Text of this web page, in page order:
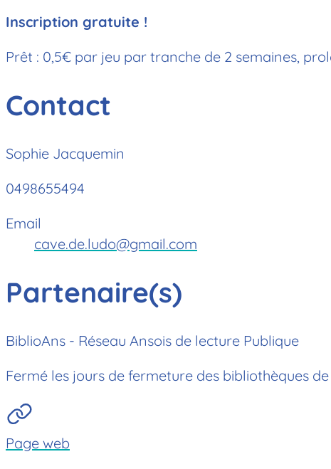
Inscription gratuite !
Prêt : 0,5€ par jeu par tranche de 2 semaines,
Contact
Sophie Jacquemin
0498655494
Email
cave.de.ludo@gmail.com
Partenaire(s)
BiblioAns - Réseau Ansois de lecture Publique
Fermé les jours de fermeture des bibliothèques
Page web